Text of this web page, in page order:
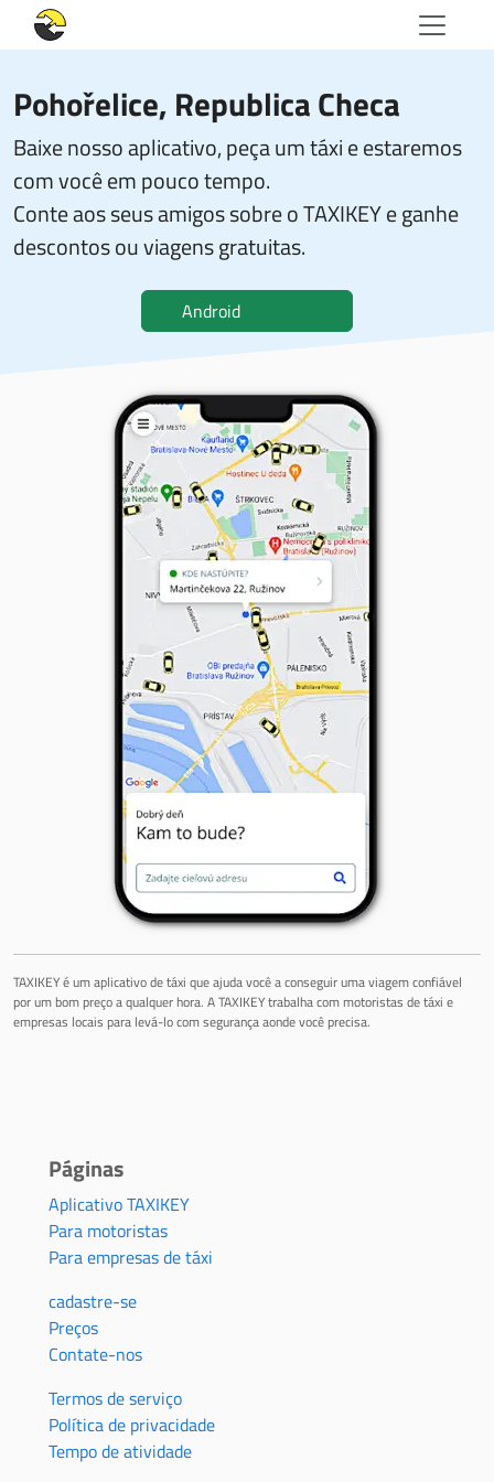
Pohořelice, Republica Checa
Baixe nosso aplicativo, peça um táxi e estaremos
com você em pouco tempo.
Conte aos seus amigos sobre o TAXIKEY e ganhe
descontos ou viagens gratuitas.
Android
TAXIKEY é um aplicativo de táxi que ajuda você a conseguir uma viagem confiável
por um bom preço a qualquer hora. A TAXIKEY trabalha com motoristas de táxi e
empresas locais para levá-lo com segurança aonde você precisa.
Páginas
Aplicativo TAXIKEY
Para motoristas
Para empresas de táxi
cadastre-se
Preços
Contate-nos
Termos de serviço
Política de privacidade
Tempo de atividade